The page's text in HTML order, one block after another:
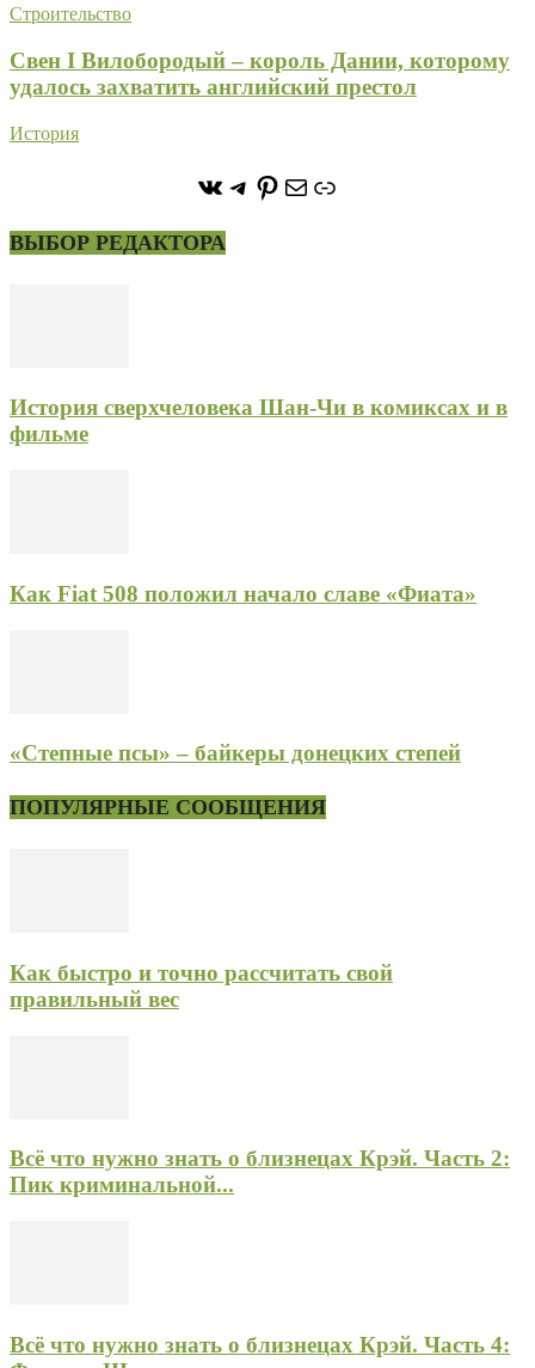
Строительство
Свен I Вилобородый – король Дании, которому
удалось захватить английский престол
История
https://vk.com/
https://t.me/stoneforest
https://
ПочтаСсылка
ВЫБОР РЕДАКТОРА
История сверхчеловека Шан-Чи в комиксах и в
фильме
Как Fiat 508 положил начало славе «Фиата»
«Степные псы» – байкеры донецких степей
ПОПУЛЯРНЫЕ СООБЩЕНИЯ
Как быстро и точно рассчитать свой
правильный вес
Всё что нужно знать о близнецах Крэй. Часть 2:
Пик криминальной...
Всё что нужно знать о близнецах Крэй. Часть 4: